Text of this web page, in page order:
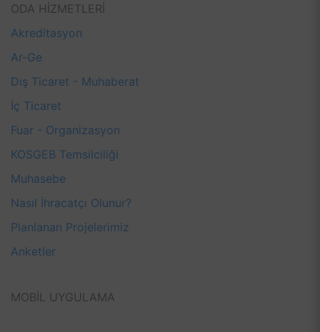
ODA HİZMETLERİ
Akreditasyon
Ar-Ge
Dış Ticaret - Muhaberat
İç Ticaret
Fuar - Organizasyon
KOSGEB Temsilciliği
Muhasebe
Nasıl İhracatçı Olunur?
Planlanan Projelerimiz
Anketler
MOBİL UYGULAMA